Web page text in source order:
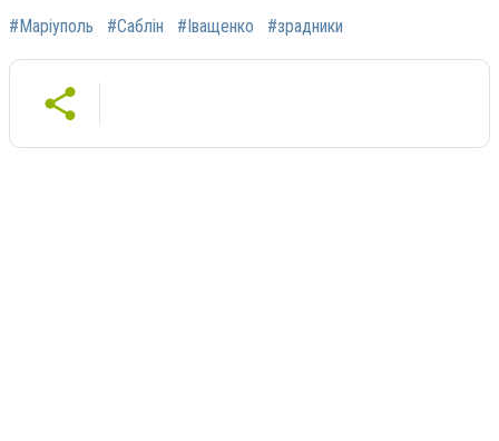
#Маріуполь #Саблін #Іващенко #зрадники